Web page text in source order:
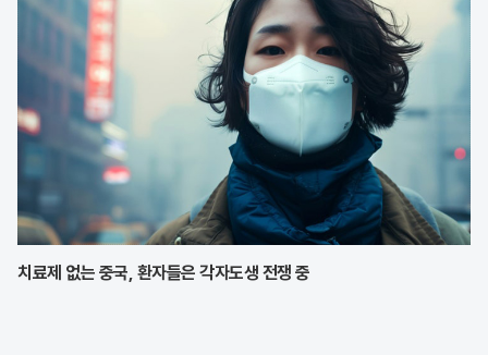
치료제 없는 중국, 환자들은 각자도생 전쟁 중